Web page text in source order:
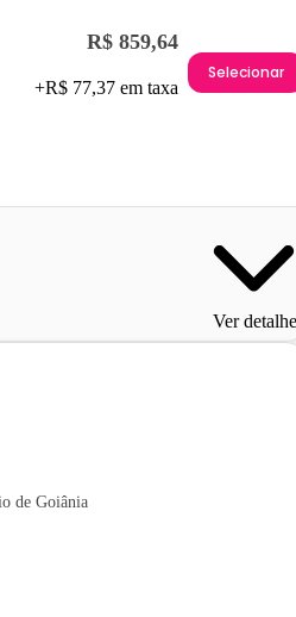
R$ 859,64
+R$ 77,37 em taxa
Selecionar
Ver
de Goiânia